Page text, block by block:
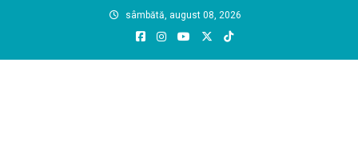
sâmbătă, august 08, 2026